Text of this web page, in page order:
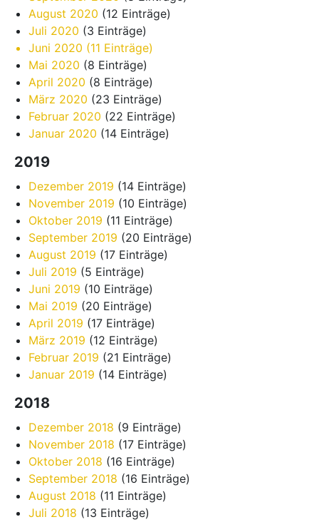
August 2020 (12 Einträge)
Juli 2020 (3 Einträge)
Juni 2020 (11 Einträge)
Mai 2020 (8 Einträge)
April 2020 (8 Einträge)
März 2020 (23 Einträge)
Februar 2020 (22 Einträge)
Januar 2020 (14 Einträge)
2019
Dezember 2019 (14 Einträge)
November 2019 (10 Einträge)
Oktober 2019 (11 Einträge)
September 2019 (20 Einträge)
August 2019 (17 Einträge)
Juli 2019 (5 Einträge)
Juni 2019 (10 Einträge)
Mai 2019 (20 Einträge)
April 2019 (17 Einträge)
März 2019 (12 Einträge)
Februar 2019 (21 Einträge)
Januar 2019 (14 Einträge)
2018
Dezember 2018 (9 Einträge)
November 2018 (17 Einträge)
Oktober 2018 (16 Einträge)
September 2018 (16 Einträge)
August 2018 (11 Einträge)
Juli 2018 (13 Einträge)